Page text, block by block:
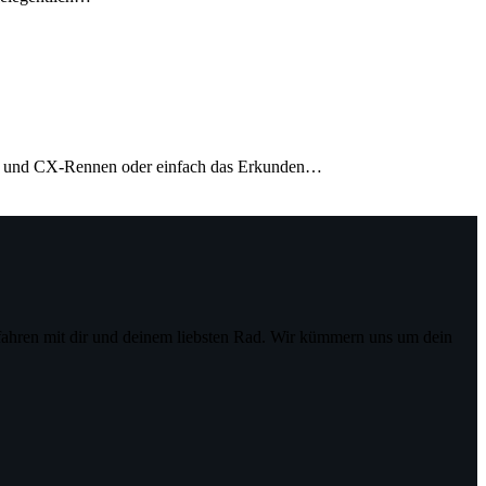
CX-Rennen oder einfach das Erkunden…
mit dir und deinem liebsten Rad. Wir kümmern uns um dein